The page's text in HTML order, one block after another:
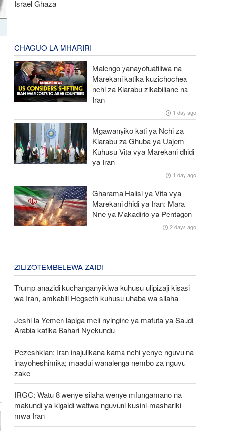
Israel Ghaza
CHAGUO LA MHARIRI
Malengo yanayofuatiliwa na
Marekani katika kuzichochea
nchi za Kiarabu zikabiliane na
Iran
1 day ago
Mgawanyiko kati ya Nchi za
Kiarabu za Ghuba ya Uajemi
Kuhusu Vita vya Marekani dhidi
ya Iran
1 day ago
Gharama Halisi ya Vita vya
Marekani dhidi ya Iran: Mara
Nne ya Makadirio ya Pentagon
2 days ago
ZILIZOTEMBELEWA ZAIDI
Trump anazidi kuchanganyikiwa kuhusu ulipizaji kisasi
wa Iran, amkabili Hegseth kuhusu uhaba wa silaha
Jeshi la Yemen lapiga meli nyingine ya mafuta ya Saudi
Arabia katika Bahari Nyekundu
Pezeshkian: Iran inajulikana kama nchi yenye nguvu na
inayoheshimika; maadui wanalenga nembo za nguvu
zake
IRGC: Watu 8 wenye silaha wenye mfungamano na
makundi ya kigaidi watiwa nguvuni kusini-mashariki
mwa Iran